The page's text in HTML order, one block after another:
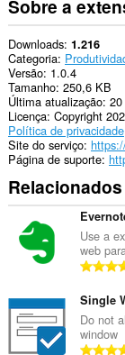
Sobre a
Downloads 1.216
Categoria
Versão 1.0.4
Tamanho 250,6 KB
Última atualização
Licença Copyright
Política de privacidade
Site do serviço
Página de suporte
Relacionados
Use a
web
Single
Do not
window